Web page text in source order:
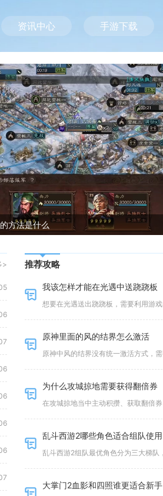
资讯中心 手游下载
避黑水消耗、螃蟹
很容易被近战职业
品级勋章，紫色盛
方法是什么
> 推荐攻略
我该怎样才能在光遇中送跷跷板
原神里面的风的结界怎么激活
为什么攻城掠地需要获得翻倍券
乱斗西游2哪些角色适合组队使用
大掌门2血影和四照谁更适合新手